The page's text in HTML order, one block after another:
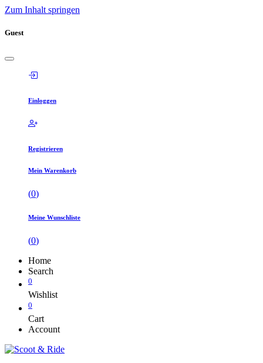
Zum Inhalt springen
Guest
Einloggen
Registrieren
Mein Warenkorb
(0)
Meine Wunschliste
(0)
Home
Search
0
Wishlist
0
Cart
Account